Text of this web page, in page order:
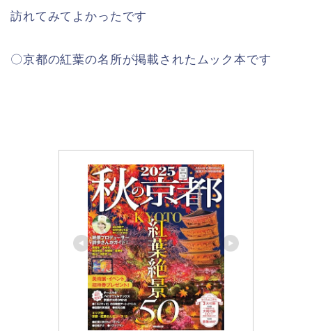
訪れてみてよかったです
〇京都の紅葉の名所が掲載されたムック本です